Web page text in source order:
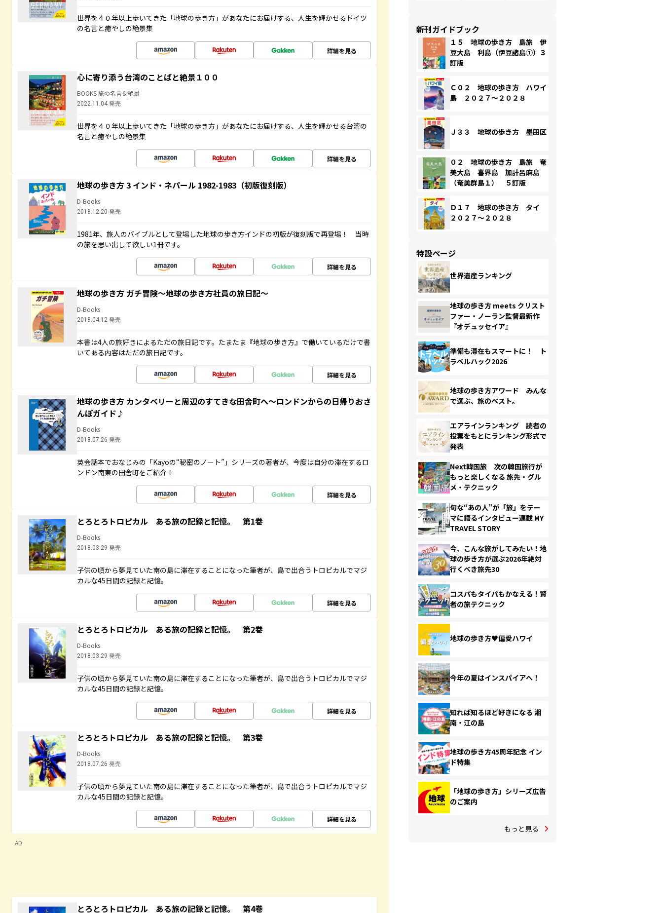
世界を４０年以上歩いてきた「地球の歩き方」があなたにお届けする、人生を輝かせるドイツ
の名言と癒やしの絶景集
詳細を見る
心に寄り添う台湾のことばと絶景１００
BOOKS 旅の名言＆絶景
2022.11.04 発売
世界を４０年以上歩いてきた「地球の歩き方」があなたにお届けする、人生を輝かせる台湾の
名言と癒やしの絶景集
詳細を見る
地球の歩き方 3 インド・ネパール 1982-1983（初版復刻版）
D-Books
2018.12.20 発売
1981年、旅人のバイブルとして登場した地球の歩き方インドの初版が復刻版で再登場！ 当時
の旅を思い出して欲しい1冊です。
詳細を見る
地球の歩き方 ガチ冒険～地球の歩き方社員の旅日記～
D-Books
2018.04.12 発売
本書は4人の旅好きによるただの旅日記です。たまたま『地球の歩き方』で働いているだけで書
いてある内容はただの旅日記です。
詳細を見る
地球の歩き方 カンタベリーと周辺のすてきな田舎町へ～ロンドンからの日帰りおさ
んぽガイド♪
D-Books
2018.07.26 発売
英会話本でおなじみの「Kayoの“秘密のノート”」シリーズの著者が、今度は自分の滞在するロ
ンドン南東の田舎町をご紹介！
詳細を見る
とろとろトロピカル ある旅の記録と記憶。 第1巻
D-Books
2018.03.29 発売
子供の頃から夢見ていた南の島に滞在することになった筆者が、島で出合うトロピカルでマジ
カルな45日間の記録と記憶。
詳細を見る
とろとろトロピカル ある旅の記録と記憶。 第2巻
D-Books
2018.03.29 発売
子供の頃から夢見ていた南の島に滞在することになった筆者が、島で出合うトロピカルでマジ
カルな45日間の記録と記憶。
詳細を見る
とろとろトロピカル ある旅の記録と記憶。 第3巻
D-Books
2018.07.26 発売
子供の頃から夢見ていた南の島に滞在することになった筆者が、島で出合うトロピカルでマジ
カルな45日間の記録と記憶。
詳細を見る
AD
とろとろトロピカル ある旅の記録と記憶。 第4巻
新刊ガイドブック
１５ 地球の歩き方 島旅 伊
豆大島 利島（伊豆諸島①）３
訂版
Ｃ０２ 地球の歩き方 ハワイ
島 ２０２７～２０２８
Ｊ３３ 地球の歩き方 墨田区
０２ 地球の歩き方 島旅 奄
美大島 喜界島 加計呂麻島
（奄美群島１） ５訂版
Ｄ１７ 地球の歩き方 タイ
２０２７～２０２８
特設ページ
世界遺産ランキング
地球の歩き方 meets クリスト
ファー・ノーラン監督最新作
『オデュッセイア』
準備も滞在もスマートに！ ト
ラベルハック2026
地球の歩き方アワード みんな
で選ぶ、旅のベスト。
エアラインランキング 読者の
投票をもとにランキング形式で
発表
Next韓国旅 次の韓国旅行が
もっと楽しくなる 旅先・グル
メ・テクニック
旬な“あの人”が「旅」をテー
マに語るインタビュー連載 MY
TRAVEL STORY
今、こんな旅がしてみたい！地
球の歩き方が選ぶ2026年絶対
行くべき旅先30
コスパもタイパもかなえる！賢
者の旅テクニック
地球の歩き方♥偏愛ハワイ
今年の夏はインスパイアへ！
知れば知るほど好きになる 湘
南・江の島
地球の歩き方45周年記念 イン
ド特集
「地球の歩き方」シリーズ広告
のご案内
もっと見る